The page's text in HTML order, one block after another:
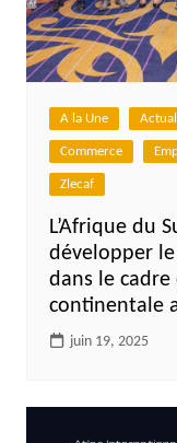
A la Une
Commerce
Zlecaf
L’Afrique du
développer
dans le cadre
continentale
juin 19, 2025